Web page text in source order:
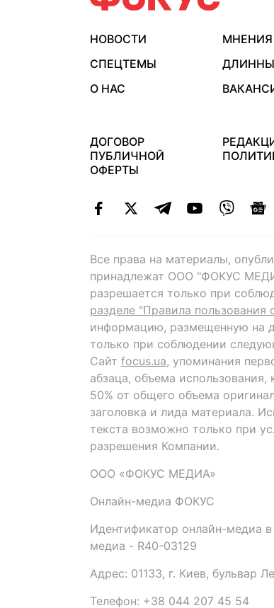
НОВОСТИ МНЕНИЯ
СПЕЦТЕМЫ
О НАС
ДОГОВОР
ПУБЛИЧНОЙ
ОФЕРТЫ
Все права на материалы,
принадлежат ООО "ФОКУС
разрешается только при
разделе "Правила пользования
информацию, размещенную на
только при соблюдении
Сайт focus.ua, упоминания
абзаца, объема
50% от общего объема
заголовка и лида материала.
текста возможно только при
разрешения Компании.
ООО «ФОКУС МЕДИА»
Онлайн-медиа ФОКУС
Идентификатор онлайн-медиа
медиа - R40-03129
Адрес: 01133, г. Киев, бульвар
Телефон: +38 044 207 45 54